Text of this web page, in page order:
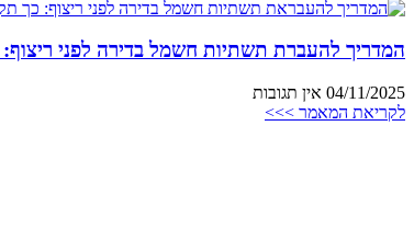
המדריך להעברת תשתיות חשמל בדירה לפני
04/11/2025 אין תגובות
לקריאת המאמר >>>